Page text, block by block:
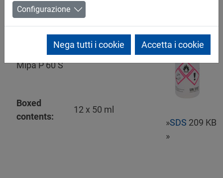
Mipa Härter PS
Catalizzatore liquido per
Mipa P 60 S
Boxed
contents:
12 x 50 ml
»SDS 209 KB
»
Configurazione
Nega tutti i cookie Accetta i cookie